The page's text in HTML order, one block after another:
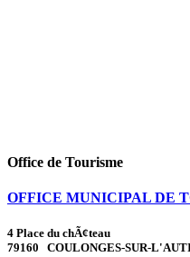
Office de Tourisme
OFFICE MUNICIPAL DE
4 Place du chÃ¢teau
79160 COULONGES-SUR-